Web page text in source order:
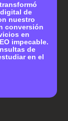
transformó
de
nuestro
conversión
en
impecable.
de
en el